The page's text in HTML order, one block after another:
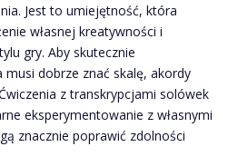
Jest to umiejętność, która
własnej kreatywności i
gry. Aby skutecznie
dobrze znać skalę, akordy
z transkrypcjami solówek
eksperymentowanie z własnymi
znacznie poprawić zdolności